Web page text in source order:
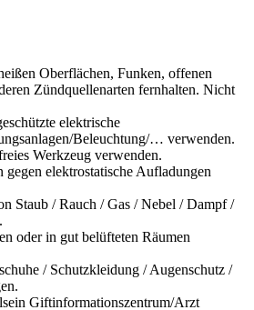
Oberflächen, Funken, offenen
Zündquellenarten fernhalten. Nicht
elektrische
Beleuchtung/… verwenden.
Werkzeug verwenden.
gegen elektrostatische Aufladungen
Staub / Rauch / Gas / Nebel / Dampf /
oder in gut belüfteten Räumen
/ Schutzkleidung / Augenschutz /
Giftinformationszentrum/Arzt